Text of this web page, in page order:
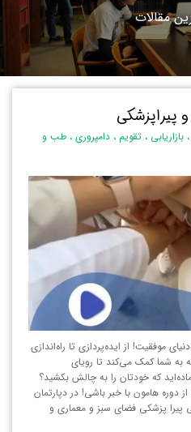
مقالات
پیراپزشکی
، بازاریابی ، تقویم ، دامپروری ، طب و
موفقیت! از ایده‌پردازی تا راه‌اندازی
به شما کمک می‌کند تا رویای
که خودتان را به چالش بکشید؟
دوره هامون با خبر باشی! در دپارتمان
پزشکی فضای سبز و معماری و